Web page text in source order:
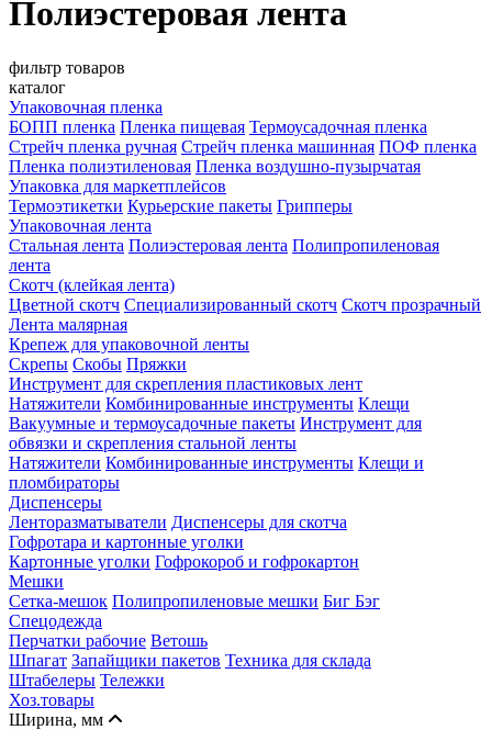
Полиэстеровая лента
фильтр товаров
каталог
Упаковочная пленка
БОПП пленка Пленка пищевая Термоусадочная пленка
Стрейч пленка ручная Стрейч пленка машинная ПОФ пленка
Пленка полиэтиленовая Пленка воздушно-пузырчатая
Упаковка для маркетплейсов
Термоэтикетки Курьерские пакеты Грипперы
Упаковочная лента
Стальная лента Полиэстеровая лента Полипропиленовая
лента
Скотч (клейкая лента)
Цветной скотч Специализированный скотч Скотч прозрачный
Лента малярная
Крепеж для упаковочной ленты
Скрепы Скобы Пряжки
Инструмент для скрепления пластиковых лент
Натяжители Комбинированные инструменты Клещи
Вакуумные и термоусадочные пакеты Инструмент для
обвязки и скрепления стальной ленты
Натяжители Комбинированные инструменты Клещи и
пломбираторы
Диспенсеры
Ленторазматыватели Диспенсеры для скотча
Гофротара и картонные уголки
Картонные уголки Гофрокороб и гофрокартон
Мешки
Сетка-мешок Полипропиленовые мешки Биг Бэг
Спецодежда
Перчатки рабочие Ветошь
Шпагат Запайщики пакетов Техника для склада
Штабелеры Тележки
Хоз.товары
Ширина, мм